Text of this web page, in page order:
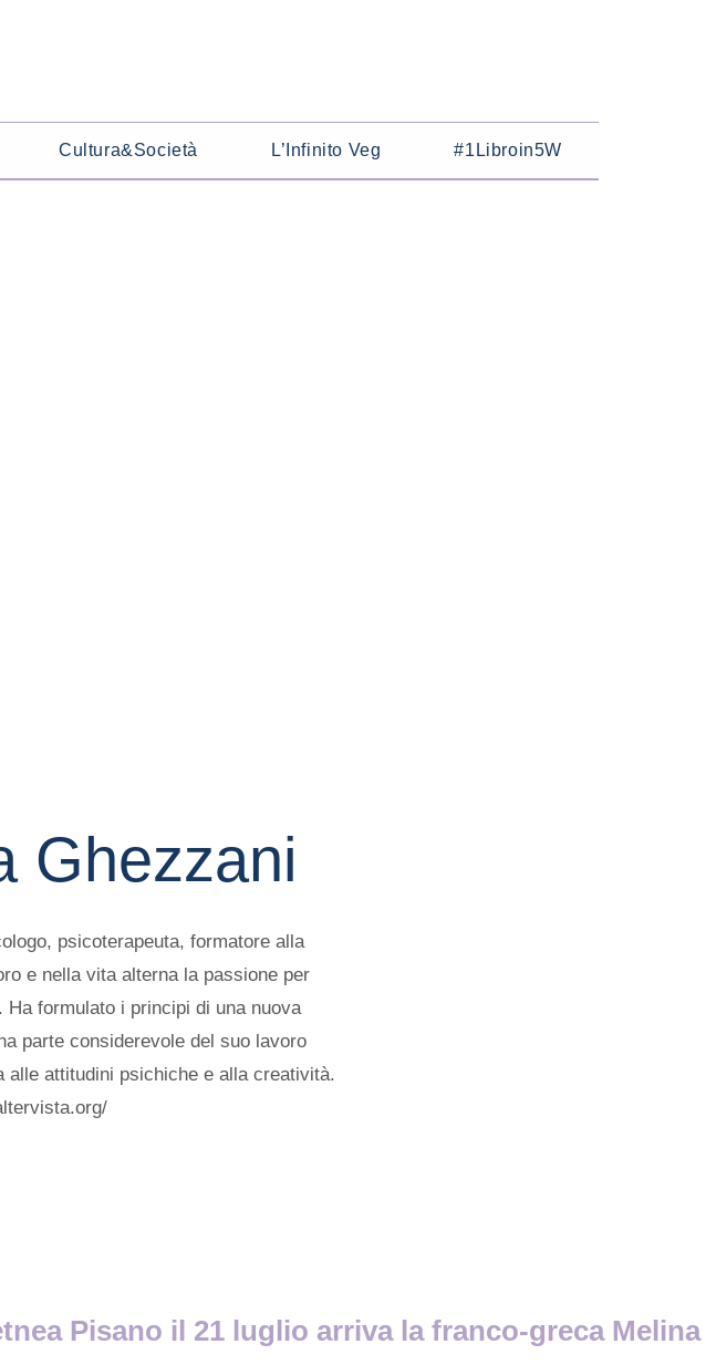
Cultura&Società L’Infinito Veg #1Libroin5W
Ghezzani
psicoterapeuta, formatore alla
e nella vita alterna la passione per
formulato i principi di una nuova
parte considerevole del suo lavoro
attitudini psichiche e alla creatività.
Pisano il 21 luglio arriva la franco-greca Melina